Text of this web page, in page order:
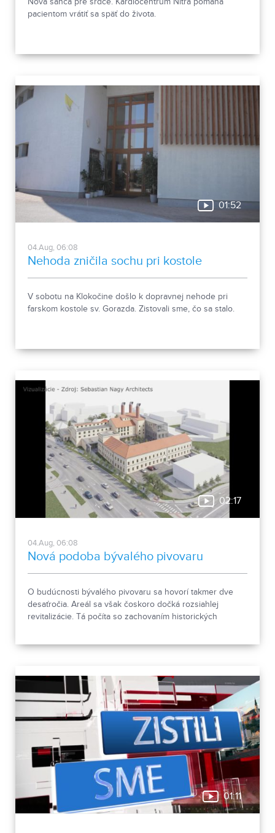
pacientom vrátiť sa späť do života.
01:52
04.Aug, 06:08
Nehoda zničila sochu pri kostole
V sobotu na Klokočine došlo k dopravnej nehode pri
farskom kostole sv. Gorazda. Zistovali sme, čo sa stalo.
02:17
04.Aug, 06:08
Nová podoba bývalého pivovaru
O budúcnosti bývalého pivovaru sa hovorí takmer dve
desaťročia. Areál sa však čoskoro dočká rozsiahlej
revitalizácie. Tá počíta so zachovaním historických
01:11